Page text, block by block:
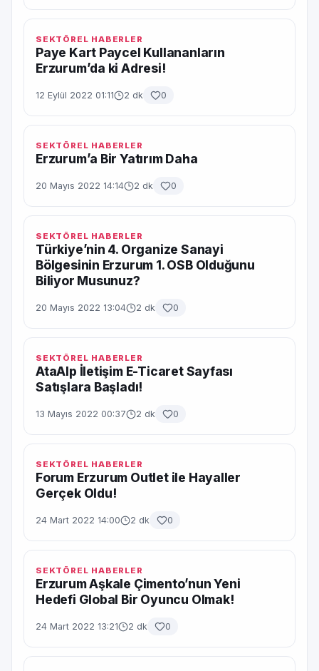
SEKTÖREL HABERLER
Paye Kart Paycel Kullananların
Erzurum’da ki Adresi!
12 Eylül 2022 01:11 2 dk 0
SEKTÖREL HABERLER
Erzurum’a Bir Yatırım Daha
20 Mayıs 2022 14:14 2 dk 0
SEKTÖREL HABERLER
Türkiye’nin 4. Organize Sanayi
Bölgesinin Erzurum 1. OSB Olduğunu
Biliyor Musunuz?
20 Mayıs 2022 13:04 2 dk 0
SEKTÖREL HABERLER
AtaAlp İletişim E-Ticaret Sayfası
Satışlara Başladı!
13 Mayıs 2022 00:37 2 dk 0
SEKTÖREL HABERLER
Forum Erzurum Outlet ile Hayaller
Gerçek Oldu!
24 Mart 2022 14:00 2 dk 0
SEKTÖREL HABERLER
Erzurum Aşkale Çimento’nun Yeni
Hedefi Global Bir Oyuncu Olmak!
24 Mart 2022 13:21 2 dk 0